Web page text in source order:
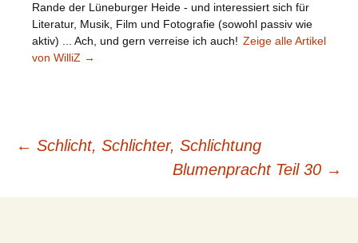
Rande der Lüneburger Heide - und interessiert sich für
Literatur, Musik, Film und Fotografie (sowohl passiv wie
aktiv) ... Ach, und gern verreise ich auch! Zeige alle Artikel
von WilliZ →
Beitragsnavigation
← Schlicht, Schlichter, Schlichtung
Blumenpracht Teil 30 →